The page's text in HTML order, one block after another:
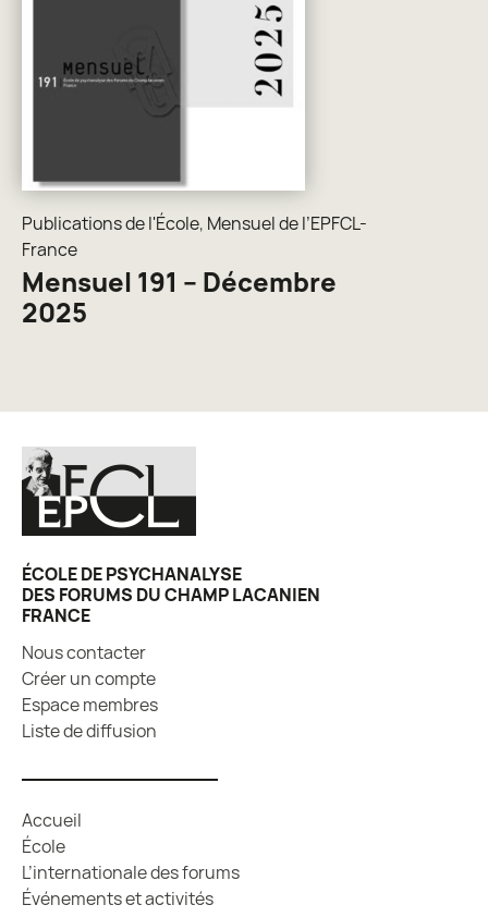
Publications de l'École, Mensuel de l’EPFCL-
France
Mensuel 191 – Décembre
2025
ÉCOLE DE PSYCHANALYSE
DES FORUMS DU CHAMP LACANIEN
FRANCE
Nous contacter
Créer un compte
Espace membres
Liste de diffusion
Accueil
École
L’internationale des forums
Événements et activités